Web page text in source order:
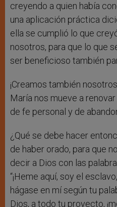
creyendo a quien había
una aplicación práctica
ella se cumplió lo que
nosotros, para que lo que
ser beneficioso también
¡Creamos también
María nos mueve a
de fe personal y de
¿Qué se debe hacer
de haber orado, para que
decir a Dios con las
“¡Heme aquí, soy el
hágase en mí según tu
Dios, a todo tu proyecto,